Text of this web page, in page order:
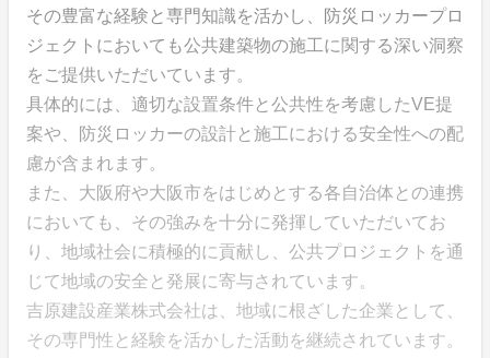
その豊富な経験と専門知識を活かし、防災ロッカープロ
ジェクトにおいても公共建築物の施工に関する深い洞察
をご提供いただいています。
具体的には、適切な設置条件と公共性を考慮したVE提
案や、防災ロッカーの設計と施工における安全性への配
慮が含まれます。
また、大阪府や大阪市をはじめとする各自治体との連携
においても、その強みを十分に発揮していただいてお
り、地域社会に積極的に貢献し、公共プロジェクトを通
じて地域の安全と発展に寄与されています。
吉原建設産業株式会社は、地域に根ざした企業として、
その専門性と経験を活かした活動を継続されています。